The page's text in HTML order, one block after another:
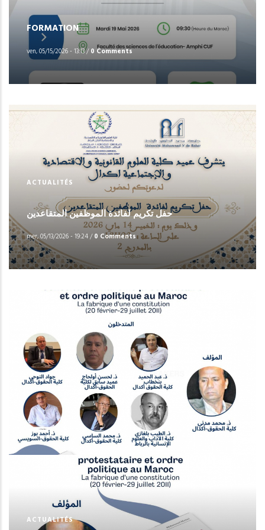
FORMATION
ven, 05/15/2026 - 13:13/0 Comments
ACTUALITÉS
حفل تكريم لفائدة الموظفين المتقاعدين
mer, 05/13/2026 - 19:24/0 Comments
ACTUALITÉS